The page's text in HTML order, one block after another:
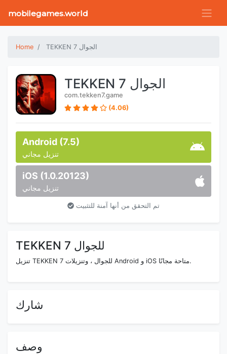
mobilegames.world
Home TEKKEN 7 الجوال
TEKKEN 7 الجوال
com.tekken7.game
(4.06)
Android (7.5)
تنزيل مجاني
iOS (1.0.20123)
تنزيل مجاني
تم التحقق من أنها آمنة للتثبيت
TEKKEN 7 للجوال
تنزيل TEKKEN 7 للجوال ، وتنزيلات Android و iOS متاحة مجانًا.
شارك
وصف